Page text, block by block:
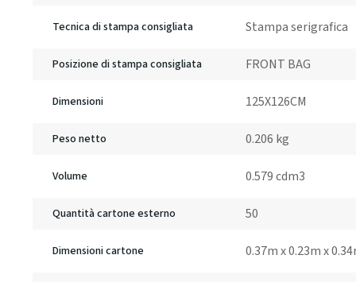
Tecnica di stampa consigliata Stampa serigrafica
Posizione di stampa consigliata FRONT BAG
Dimensioni 125X126CM
Peso netto 0.206 kg
Volume 0.579 cdm3
Quantità cartone esterno 50
Dimensioni cartone 0.37m x 0.23m x